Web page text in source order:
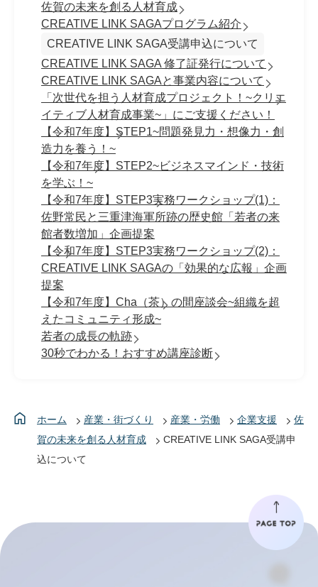
佐賀の未来を創る人材育成
CREATIVE LINK SAGAプログラム紹介
CREATIVE LINK SAGA受講申込について
CREATIVE LINK SAGA 修了証発行について
CREATIVE LINK SAGAと事業内容について
「次世代を担う人材育成プロジェクト！~クリエ
イティブ人材育成事業~」にご支援ください！
【令和7年度】STEP1~問題発見力・想像力・創
造力を養う！~
【令和7年度】STEP2~ビジネスマインド・技術
を学ぶ！~
【令和7年度】STEP3実務ワークショップ(1)：
佐野常民と三重津海軍所跡の歴史館「若者の来
館者数増加」企画提案
【令和7年度】STEP3実務ワークショップ(2)：
CREATIVE LINK SAGAの「効果的な広報」企画
提案
【令和7年度】Cha（茶）の間座談会~組織を超
えたコミュニティ形成~
若者の成長の軌跡
30秒でわかる！おすすめ講座診断
ホーム 産業・街づくり 産業・労働 企業支援
佐
賀の未来を創る人材育成
CREATIVE LINK SAGA受講申
込について